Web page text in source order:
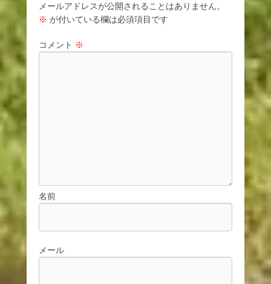
メールアドレスが公開されることはありません。
※ が付いている欄は必須項目です
コメント ※
名前
メール